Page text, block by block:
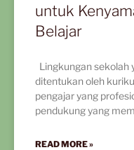
untuk
Belajar
Lingkungan sekolah
ditentukan oleh
pengajar yang
pendukung yang
READ MORE »